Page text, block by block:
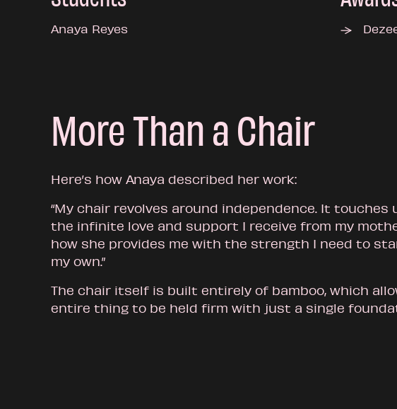
Anaya Reyes
More Than a Chair
Here’s how Anaya described her work:
“My chair revolves around independence. It touches
the infinite love and support I receive from my
how she provides me with the strength I need to
my own.”
The chair itself is built entirely of bamboo, which
entire thing to be held firm with just a single